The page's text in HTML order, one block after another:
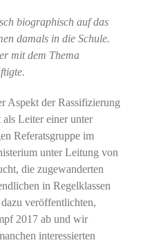
biographisch auf das
damals in die Schule.
mit dem Thema
Aspekt der Rassifizierung
Leiter einer unter
Referatsgruppe im
unter Leitung von
die zugewanderten
in Regelklassen
veröffentlichten,
2017 ab und wir
interessierten